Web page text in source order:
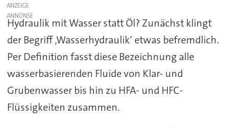
ANZEIGE
Hydraulik mit Wasser statt Öl? Zunächst klingt
der Begriff ‚Wasserhydraulik‘ etwas befremdlich.
Per Definition fasst diese Bezeichnung alle
wasserbasierenden Fluide von Klar- und
Grubenwasser bis hin zu HFA- und HFC-
Flüssigkeiten zusammen.